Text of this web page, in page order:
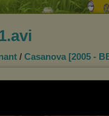
/ Casanova [2005 -